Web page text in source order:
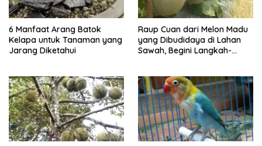
6 Manfaat Arang Batok
Kelapa untuk Tanaman yang
Jarang Diketahui
Raup Cuan dari Melon Madu
yang Dibudidaya di Lahan
Sawah, Begini Langkah-